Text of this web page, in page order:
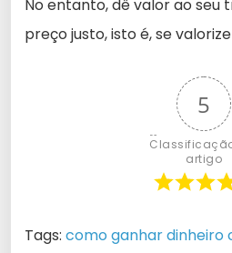
No entanto, dê valor ao seu
preço justo, isto é, se
5
artigo
Tags: como ganhar